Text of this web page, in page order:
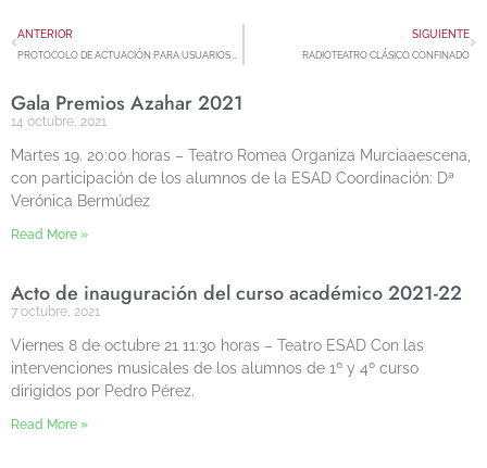
ANTERIOR SIGUIENTE
RADIOTEATRO CLÁSICO CONFINADO
Gala Premios Azahar 2021
14 octubre, 2021
Martes 19. 20:00 horas – Teatro Romea Organiza Murciaaescena,
con participación de los alumnos de la ESAD Coordinación: Dª
Verónica Bermúdez
Read More »
Acto de inauguración del curso académico 2021-22
7 octubre, 2021
Viernes 8 de octubre 21 11:30 horas – Teatro ESAD Con las
intervenciones musicales de los alumnos de 1º y 4º curso
dirigidos por Pedro Pérez.
Read More »